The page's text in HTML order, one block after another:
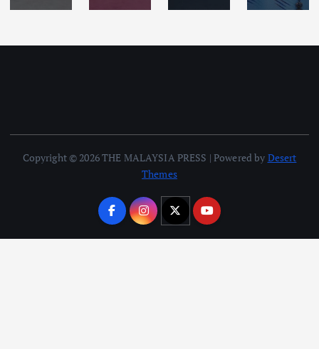
Copyright © 2026 THE MALAYSIA PRESS | Powered by Desert
Themes